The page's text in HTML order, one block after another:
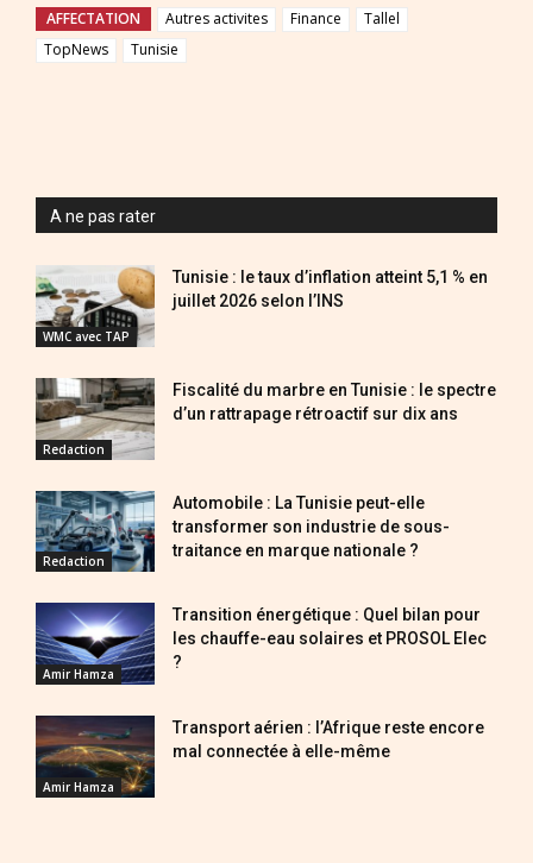
AFFECTATION
Autres activites Finance
Tallel
TopNews
Tunisie
A ne pas rater
WMC avec TAP
Tunisie : le taux d’inflation atteint 5,1 % en
juillet 2026 selon l’INS
Redaction
Fiscalité du marbre en Tunisie : le spectre
d’un rattrapage rétroactif sur dix ans
Redaction
Automobile : La Tunisie peut-elle
transformer son industrie de sous-
traitance en marque nationale ?
Amir Hamza
Transition énergétique : Quel bilan pour
les chauffe-eau solaires et PROSOL Elec
?
Amir Hamza
Transport aérien : l’Afrique reste encore
mal connectée à elle-même